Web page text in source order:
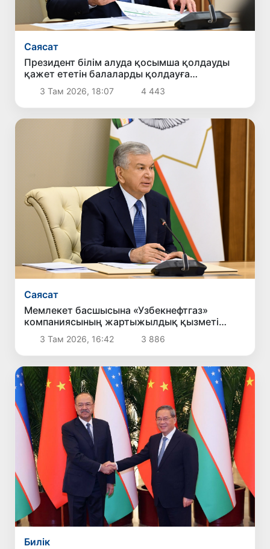
Саясат
Президент білім алуда қосымша қолдауды
қажет ететін балаларды қолдауға
бағытталған ұсыныстармен танысты
3 Там 2026, 18:07 4 443
Саясат
Мемлекет басшысына «Узбекнефтгаз»
компаниясының жартыжылдық қызметі
туралы есеп берілді
3 Там 2026, 16:42 3 886
Билік